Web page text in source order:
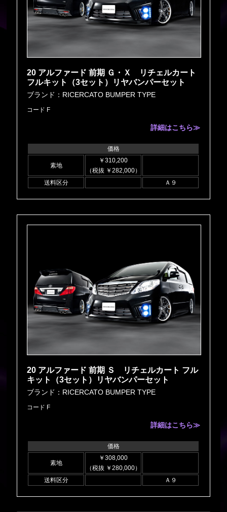
20 アルファード 前期 Ｇ・Ｘ リチェルカート
フルキット（3セット）リヤバンパーセット
ブランド：RICERCATO BUMPER TYPE
コード F
詳細はこちら≫
価格
素地
￥310,200
（税抜 ￥282,000）
送料区分
Ａ９
20 アルファード 前期 Ｓ リチェルカート フル
キット（3セット）リヤバンパーセット
ブランド：RICERCATO BUMPER TYPE
コード F
詳細はこちら≫
価格
素地
￥308,000
（税抜 ￥280,000）
送料区分
Ａ９